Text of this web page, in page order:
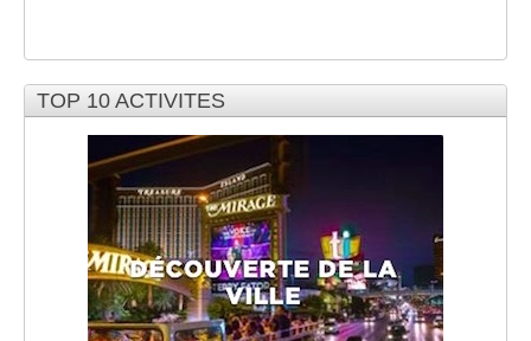
TOP 10 ACTIVITES